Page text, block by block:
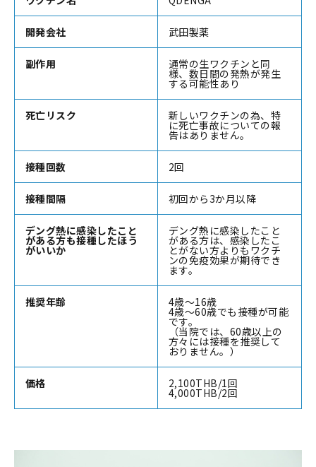
開発会社 武田製薬
副作用 通常の生ワクチンと同
様、数日間の発熱が発生
する可能性あり
死亡リスク 新しいワクチンの為、特
に死亡事故についての報
告はありません。
接種回数 2回
接種間隔 初回から3か月以降
デング熱に感染したこと
がある方も接種したほう
がいいか
デング熱に感染したこと
がある方は、感染したこ
とがない方よりもワクチ
ンの免疫効果が期待でき
ます。
推奨年齢 4歳～16歳
4歳～60歳でも接種が可能
です。
（当院では、60歳以上の
方々には接種を推奨して
おりません。）
価格 2,100THB/1回
4,000THB/2回